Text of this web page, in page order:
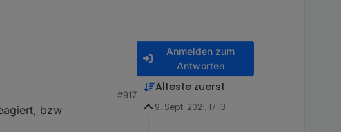
#917
bzw
Anmelden zum
Antworten
Älteste zuerst
9. Sept. 2021, 17:13